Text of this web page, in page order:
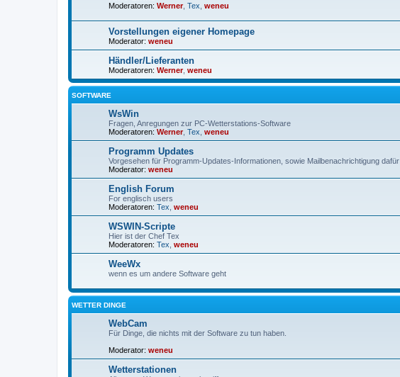
Moderatoren: Werner, Tex weneu
Vorstellungen eigener Homepage
Moderator: weneu
Händler/Lieferanten
Moderatoren: Werner, weneu
SOFTWARE
WsWin
Fragen, Anregungen zur PC-Wetterstations-Software
Moderatoren: Werner, Tex weneu
Programm Updates
Vorgesehen für Programm-Updates-Informationen, sowie Mailbenachrichtigung dafür
Moderator: weneu
English Forum
For englisch users
Moderatoren: Tex weneu
WSWIN-Scripte
Hier ist der Chef Tex
Moderatoren: Tex weneu
WeeWx
wenn es um andere Software geht
WETTER DINGE
WebCam
Für Dinge, die nichts mit der Software zu tun haben.
Moderator: weneu
Wetterstationen